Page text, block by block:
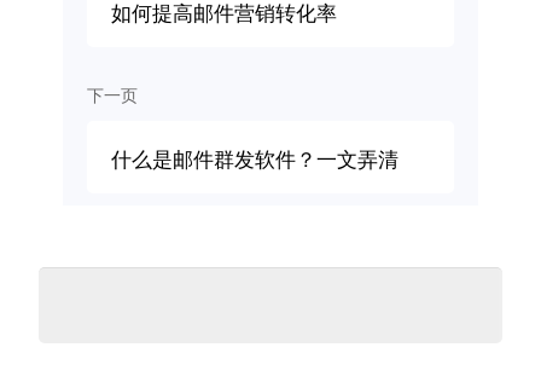
如何提高邮件营销转化率
下一页
什么是邮件群发软件？一文弄清